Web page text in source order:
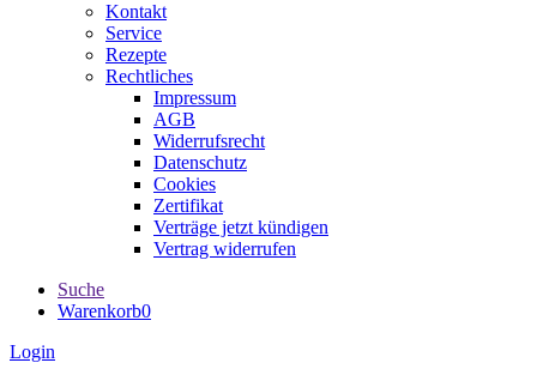
Kontakt
Service
Rezepte
Rechtliches
Impressum
AGB
Widerrufsrecht
Datenschutz
Cookies
Zertifikat
Verträge jetzt kündigen
Vertrag widerrufen
Suche
Warenkorb0
Login